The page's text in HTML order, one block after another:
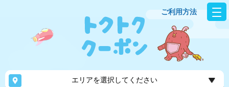
ご利用方法
エリアを選択してください